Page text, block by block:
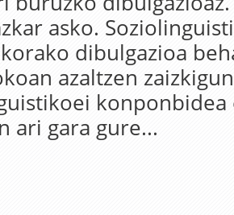
asko.
dibulgazioa
azaltzen
konponbidea
ari gara gure...